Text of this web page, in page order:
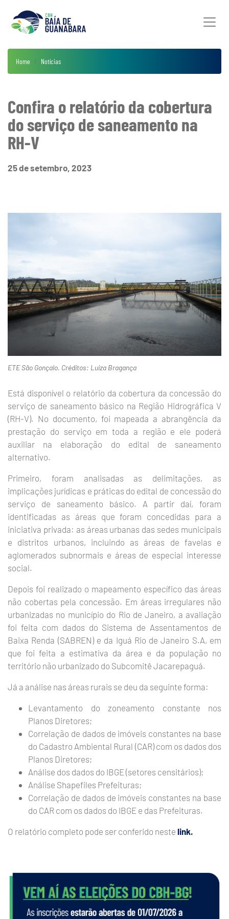
Home Notícias
Confira o relatório da cobertura
do serviço de saneamento na
RH-V
25 de setembro, 2023
ETE São Gonçalo. Créditos: Luiza Bragança
Está disponível o relatório da cobertura da concessão do
serviço de saneamento básico na Região Hidrográfica V
(RH-V). No documento, foi mapeada a abrangência da
prestação do serviço em toda a região e ele poderá
auxiliar na elaboração do edital de saneamento
alternativo.
Primeiro, foram analisadas as delimitações, as
implicações jurídicas e práticas do edital de concessão do
serviço de saneamento básico. A partir daí, foram
identificadas as áreas que foram concedidas para a
iniciativa privada: as áreas urbanas das sedes municipais
e distritos urbanos, incluindo as áreas de favelas e
aglomerados subnormais e áreas de especial interesse
social.
Depois foi realizado o mapeamento específico das áreas
não cobertas pela concessão. Em áreas irregulares não
urbanizadas no município do Rio de Janeiro, a avaliação
foi feita com dados do Sistema de Assentamentos de
Baixa Renda (SABREN) e da Iguá Rio de Janeiro S.A, em
que foi feita a estimativa da área e da população no
território não urbanizado do Subcomitê Jacarepaguá.
Já a análise nas áreas rurais se deu da seguinte forma:
Levantamento do zoneamento constante nos
Planos Diretores;
Correlação de dados de imóveis constantes na base
do Cadastro Ambiental Rural (CAR) com os dados dos
Planos Diretores;
Análise dos dados do IBGE (setores censitários);
Análise Shapefiles Prefeituras;
Correlação de dados de imóveis constantes na base
do CAR com os dados do IBGE e das Prefeituras.
O relatório completo pode ser conferido neste link.